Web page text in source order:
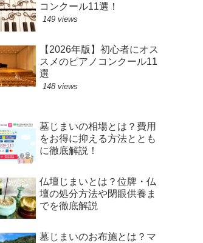
コンクール11選！
149 views
【2026年版】初心者にオス
スメのピアノコンクール11
選
148 views
墓じまいの相場とは？費用
をお得に抑える方法ととも
に徹底解説！
仏壇じまいとは？位牌・仏
壇の処分方法や閉眼供養ま
でを徹底解説
墓じまいのお布施とは？マ